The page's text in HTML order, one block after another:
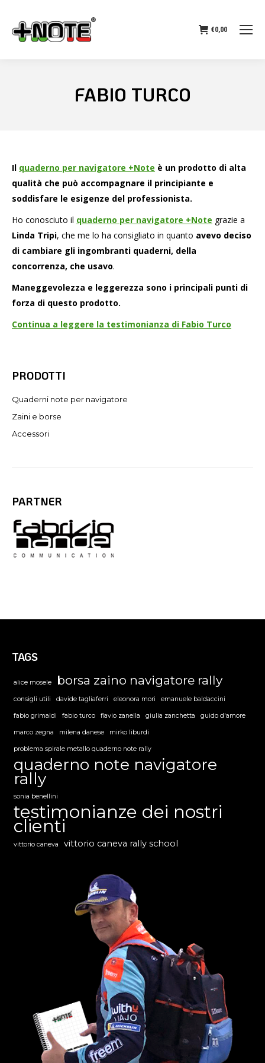
€0,00
FABIO TURCO
Il quaderno per navigatore +Note è un prodotto di alta
qualità che può accompagnare il principiante e
soddisfare le esigenze del professionista.
Ho conosciuto il quaderno per navigatore +Note grazie a
Linda Tripi, che me lo ha consigliato in quanto avevo deciso
di cambiare gli ingombranti quaderni, della
concorrenza, che usavo.
Maneggevolezza e leggerezza sono i principali punti di
forza di questo prodotto.
Continua a leggere la testimonianza di Fabio Turco
PRODOTTI
Quaderni note per navigatore
Zaini e borse
Accessori
PARTNER
TAGS
alice mosele borsa zaino navigatore rally
consigli utili davide tagliaferri eleonora mori emanuele baldaccini
fabio grimaldi fabio turco flavio zanella giulia zanchetta guido d'amore
marco zegna milena danese mirko liburdi
problema spirale metallo quaderno note rally
quaderno note navigatore
rally
sonia benellini
testimonianze dei nostri
clienti
vittorio caneva vittorio caneva rally school